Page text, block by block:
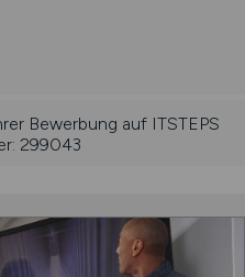
Bewerbung auf ITSTEPS
299043